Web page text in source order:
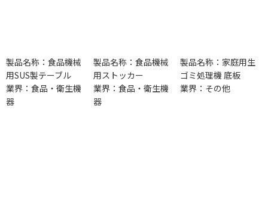
製品名称：食品機械
用SUS製テーブル
業界：食品・衛生機
器
製品名称：食品機械
用ストッカー
業界：食品・衛生機
器
製品名称：家庭用生
ゴミ処理機 底板
業界：その他